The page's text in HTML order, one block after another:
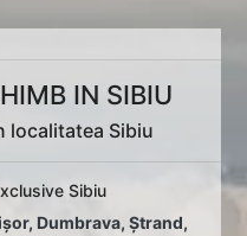
IN SIBIU
localitatea Sibiu
Sibiu
, Dumbrava,Ștrand,